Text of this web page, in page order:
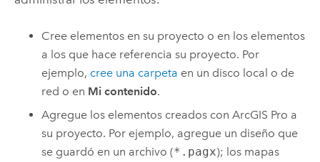
Cree elementos en su proyecto o en los elementos
a los que hace referencia su proyecto. Por
ejemplo, cree una carpeta en un disco local o de
red o en Mi contenido.
Agregue los elementos creados conArcGIS Pro a
su proyecto. Por ejemplo, agregue un diseño que
se guardó en un archivo (*.pagx); los mapas